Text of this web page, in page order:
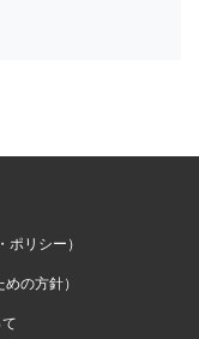
リシー）
の方針）